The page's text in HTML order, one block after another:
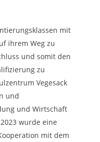
mit
ihrem Weg zu
und somit den
zu
Vegesack
und
und Wirtschaft
wurde eine
mit dem